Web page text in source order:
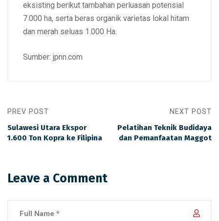
eksisting berikut tambahan perluasan potensial
7.000 ha, serta beras organik varietas lokal hitam
dan merah seluas 1.000 Ha.
Sumber: jpnn.com
PREV POST
Sulawesi Utara Ekspor
1.600 Ton Kopra ke Filipina
NEXT POST
Pelatihan Teknik Budidaya
dan Pemanfaatan Maggot
Leave a Comment